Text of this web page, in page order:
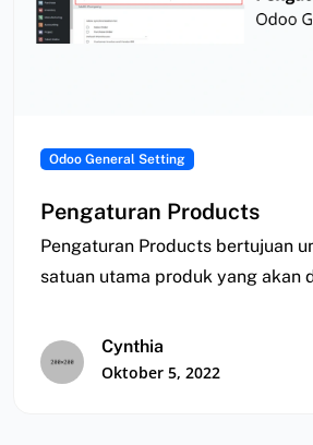
Odoo General Setting
Pengaturan Products
Pengaturan Products bertujuan
satuan utama produk yang akan
Cynthia
Oktober 5, 2022